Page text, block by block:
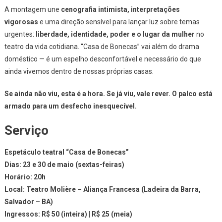
A montagem une cenografia intimista, interpretações
vigorosas e uma direção sensível para lançar luz sobre temas
urgentes: liberdade, identidade, poder e o lugar da mulher no
teatro da vida cotidiana. “Casa de Bonecas” vai além do drama
doméstico — é um espelho desconfortável e necessário do que
ainda vivemos dentro de nossas próprias casas.
Se ainda não viu, esta é a hora. Se já viu, vale rever. O palco está
armado para um desfecho inesquecível.
Serviço
Espetáculo teatral “Casa de Bonecas”
Dias: 23 e 30 de maio (sextas-feiras)
Horário: 20h
Local: Teatro Molière – Aliança Francesa (Ladeira da Barra,
Salvador – BA)
Ingressos: R$ 50 (inteira) | R$ 25 (meia)